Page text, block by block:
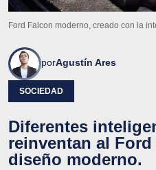
Ford Falcon moderno, creado con la
porAgustín Ares
SOCIEDAD
Diferentes
reinventan al
diseño moderno.